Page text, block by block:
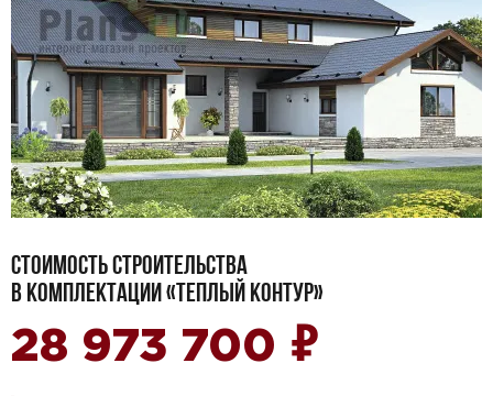
СТОИМОСТЬ СТРОИТЕЛЬСТВА
В КОМПЛЕКТАЦИИ «ТЕПЛЫЙ КОНТУР»
28 973 700 ₽